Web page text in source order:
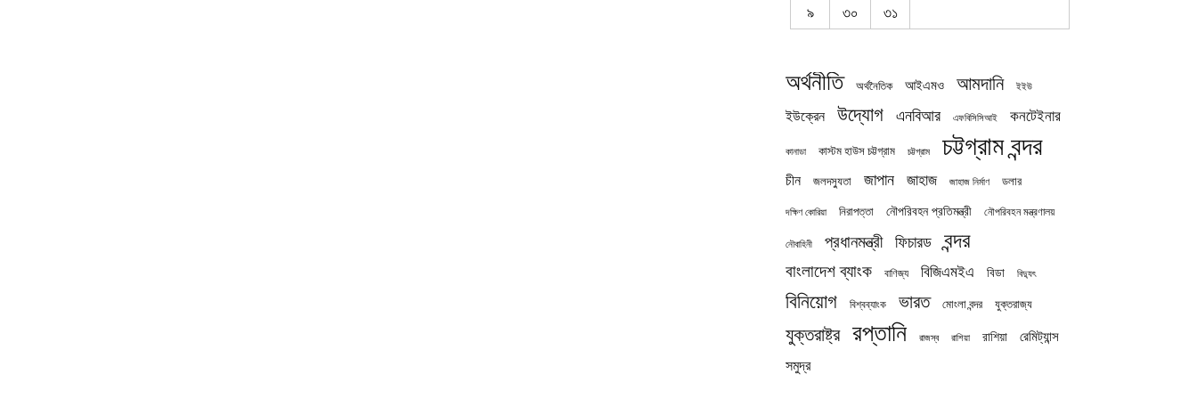
৯ ৩০ ৩১
অর্থনীতি অর্থনৈতিক আইএমও আমদানি ইইউ
ইউক্রেন উদ্যোগ এনবিআর এফবিসিসিআই কনটেইনার
কানাডা কাস্টম হাউস চট্টগ্রাম চট্টগ্রাম চট্টগ্রাম বন্দর
চীন জলদস্যুতা জাপান জাহাজ জাহাজ নির্মাণ ডলার
দক্ষিণ কোরিয়া নিরাপত্তা নৌপরিবহন প্রতিমন্ত্রী নৌপরিবহন মন্ত্রণালয়
নৌবাহিনী প্রধানমন্ত্রী ফিচারড বন্দর
বাংলাদেশ ব্যাংক বাণিজ্য বিজিএমইএ বিডা বিদ্যুৎ
বিনিয়োগ বিশ্বব্যাংক ভারত মোংলা বন্দর যুক্তরাজ্য
যুক্তরাষ্ট্র রপ্তানি রাজস্ব রাশিয়া রাশিয়া রেমিট্যান্স
সমুদ্র